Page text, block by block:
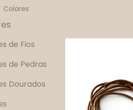
Colares
de Fios
de Pedras
Dourados